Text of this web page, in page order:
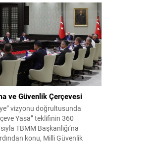
hallerini ayrı ayrı
sonucunda, aralarında
da bulunduğu 53 tutuklu
hallerinin sürdürülmesine
ve değerlendirilen talepler
sanıklara yöneltilen...
ve Güvenlik Çerçevesi
vizyonu doğrultusunda
Yasa” teklifinin 360
TBMM Başkanlığı’na
konu, Milli Güvenlik